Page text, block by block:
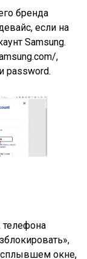
бренда
если на
Samsung.
,
password.
окне,